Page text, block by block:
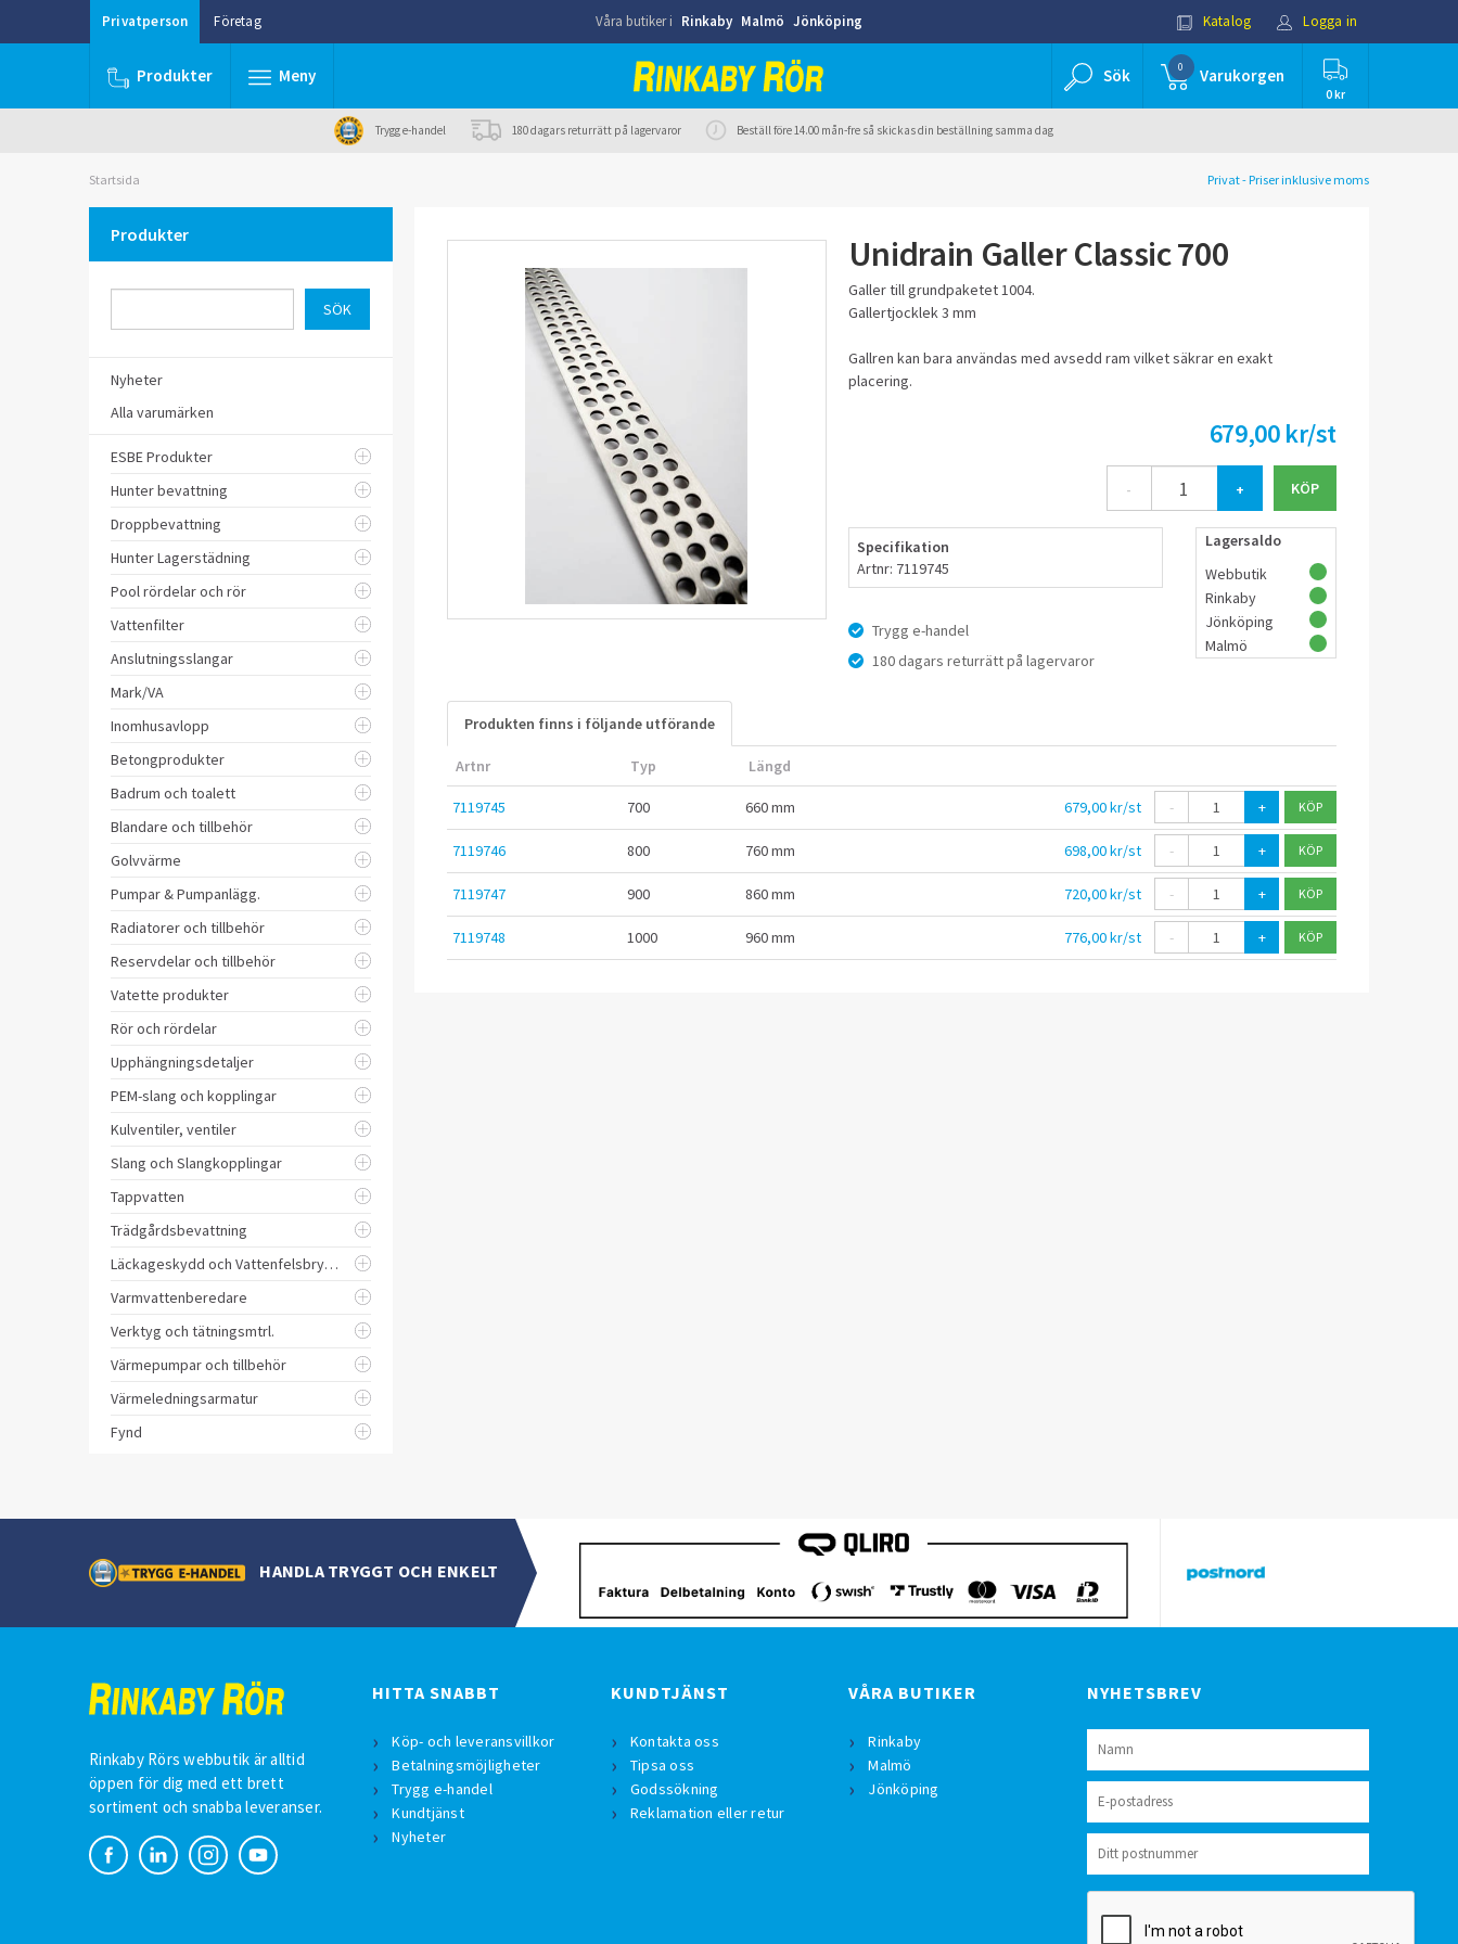
Privatperson Företag Våra butiker i Rinkaby Malmö Jönköping Katalog Logga in
Produkter Meny Sök 0 Varukorgen
0 kr
Trygg e-handel 180 dagars returrätt på lagervaror Beställ före 14.00 mån-fre så skickas din beställning samma dag
Startsida Privat - Priser inklusive moms
Produkter
Nyheter
Alla varumärken
ESBE Produkter
Hunter bevattning
Droppbevattning
Hunter Lagerstädning
Pool rördelar och rör
Vattenfilter
Anslutningsslangar
Mark/VA
Inomhusavlopp
Betongprodukter
Badrum och toalett
Blandare och tillbehör
Golvvärme
Pumpar & Pumpanlägg.
Radiatorer och tillbehör
Reservdelar och tillbehör
Vatette produkter
Rör och rördelar
Upphängningsdetaljer
PEM-slang och kopplingar
Kulventiler, ventiler
Slang och Slangkopplingar
Tappvatten
Trädgårdsbevattning
Läckageskydd och Vattenfelsbrytare
Varmvattenberedare
Verktyg och tätningsmtrl.
Värmepumpar och tillbehör
Värmeledningsarmatur
Fynd
Unidrain Galler Classic 700
Galler till grundpaketet 1004.
Gallertjocklek 3 mm
Gallren kan bara användas med avsedd ram vilket säkrar en exakt
placering.
679,00 kr/st
- +
Specifikation
Artnr: 7119745
Trygg e-handel
180 dagars returrätt på lagervaror
Lagersaldo
Webbutik
Rinkaby
Jönköping
Malmö
Produkten finns i följande utförande
Artnr Typ Längd
7119745 700 660 mm 679,00 kr/st - +
7119746 800 760 mm 698,00 kr/st - +
7119747 900 860 mm 720,00 kr/st - +
7119748 1000 960 mm 776,00 kr/st - +
HANDLA TRYGGT OCH ENKELT
Rinkaby Rörs webbutik är alltid
öppen för dig med ett brett
sortiment och snabba leveranser.
HITTA SNABBT
Köp- och leveransvillkor
Betalningsmöjligheter
Trygg e-handel
Kundtjänst
Nyheter
KUNDTJÄNST
Kontakta oss
Tipsa oss
Godssökning
Reklamation eller retur
VÅRA BUTIKER
Rinkaby
Malmö
Jönköping
NYHETSBREV